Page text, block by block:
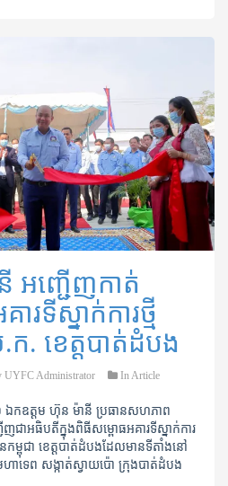
អញ្ជើញកាត់
រទីស្នាក់ការថ្មី
ខេត្តបាត់ដំបង
UYFC Administrator InArticle
១​ ឯកឧត្តម​ ហ៊ុន ម៉ានី​ ប្រធានសហភាព
ជាអធិបតីក្នុងពិធី​​សម្ពោធអគារទីស្នាក់ការ
ពុជា ខេត្តបាត់ដំបងដែលមានទីតាំងនៅ
ហាទេព សង្កាត់ស្វាយប៉ោ ក្រុងបាត់ដំបង